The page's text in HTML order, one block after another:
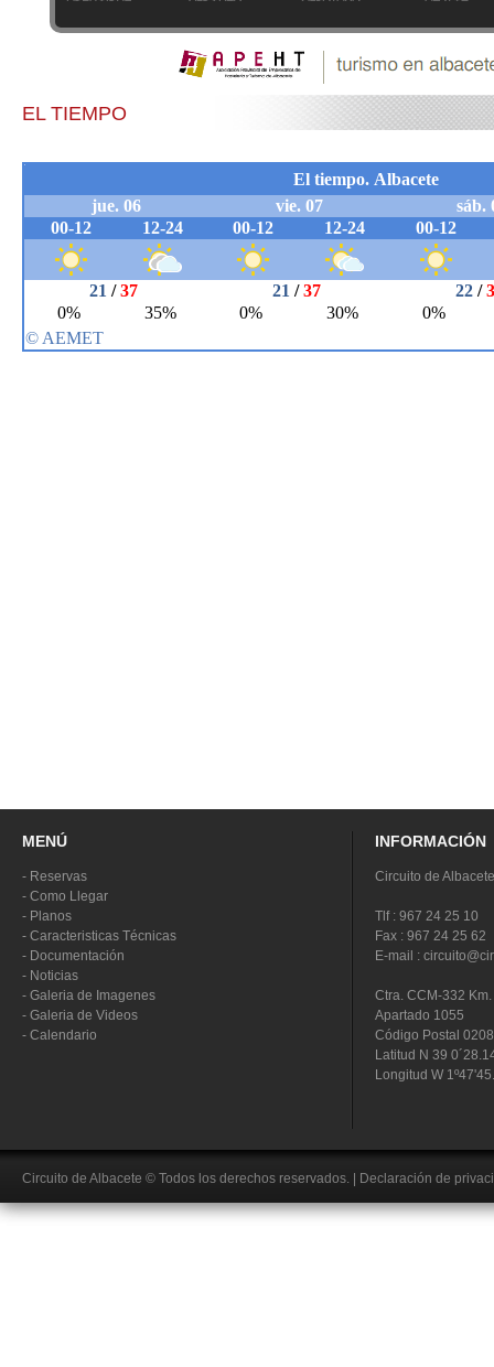
EL TIEMPO
MENÚ
- Reservas
- Como Llegar
- Planos
- Caracteristicas Técnicas
- Documentación
- Noticias
- Galeria de Imagenes
- Galeria de Videos
- Calendario
INFORMACIÓN
Circuito de Albacete
Tlf : 967 24 25 10
Fax : 967 24 25 62
E-mail :
Ctra. CCM-332
Apartado 1055
Código Postal
Latitud N 39
Longitud W
Circuito de Albacete © Todos los derechos reservados. Declaración de